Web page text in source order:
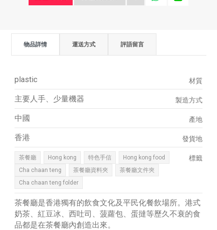
物品詳情 運送方式 評語留言
材質
plastic
製造方式
主要人手、少量機器
產地
中國
發貨地
香港
標籤
茶餐廳 Hong kong 特色手信
Hong kong food
Cha chaan teng
茶餐廳資料夾
茶餐廳文件夾
Cha chaan teng folder
茶餐廳是香港獨有的飲食文化及平民化餐飲場所。港式
奶茶、紅豆冰、西吐司、菠蘿包、蛋撻等歷久不衰的食
品都是在茶餐廳內創造出來。